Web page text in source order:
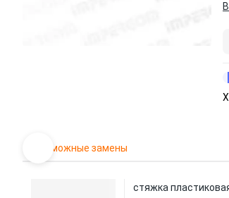
Возможные замены
стяжка